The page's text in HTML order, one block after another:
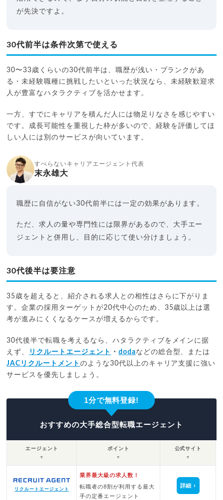
が先決ですよ。
30代前半は条件次第で使える
30〜33歳くらいの30代前半は、職歴が浅い・ブランクがあ
る・未経験職種に挑戦したいといった状況なら、未経験歓迎求
人が豊富なハタラクティブを活かせます。
一方、すでにキャリアを積んだ人には物足りなさを感じやすい
です。成長可能性を重視した枠が多いので、経験を評価してほ
しい人には別のサービスが向いています。
すべらないキャリアエージェント代表
末永雄大
職歴に自信がない30代前半には一定の効果があります。
ただ、求人の量や専門性には限界があるので、大手エー
ジェントと併用し、目的に応じて使い分けましょう。
30代後半は要注意
35歳を超えると、紹介される求人との相性はさらに下がりま
す。企業の採用ターゲットが20代中心のため、35歳以上は選
考が進みにくくなるケースが増えるからです。
30代後半で転職を考えるなら、ハタラクティブをメインに据
えず、
リクルートエージェント ・ dodaなどの総合型、または
JACリクルートメント のような30代以上のキャリア支援に強い
サービスを優先しましょう。
1分で無料登録!
おすすめの大手総合型転職エージェント
エージェント
▼
ポイント
▼
公式サイト
▼
リクルートエージェント
業界最大級の求人数！
転職者の8割が利用する最大
手の定番エージェント
詳細